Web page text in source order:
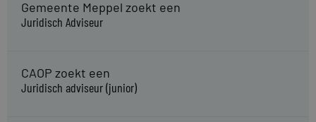
Gemeente Meppel zoekt een
Juridisch Adviseur
CAOP zoekt een
Juridisch adviseur (junior)